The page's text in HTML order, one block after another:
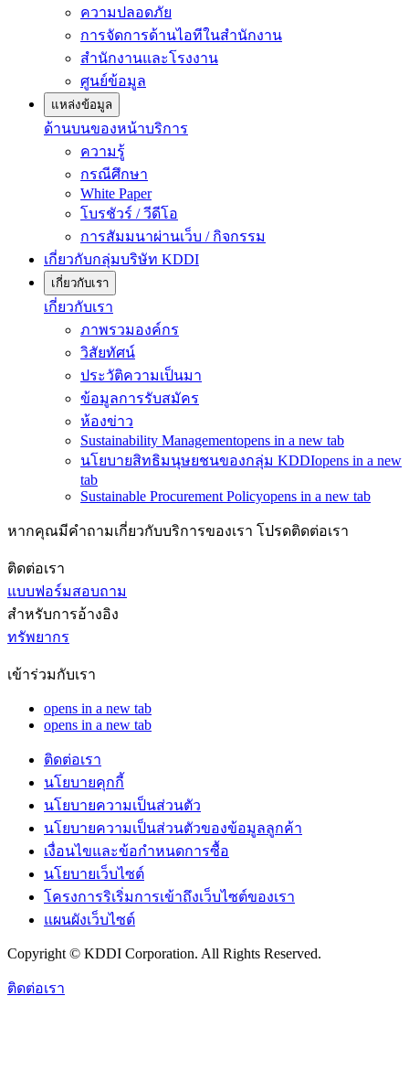
ความปลอดภัย
การจัดการด้านไอทีในสำนักงาน
สำนักงานและโรงงาน
ศูนย์ข้อมูล
แหล่งข้อมูล
ด้านบนของหน้าบริการ
ความรู้
กรณีศึกษา
White Paper
โบรชัวร์ / วีดีโอ
การสัมมนาผ่านเว็บ / กิจกรรม
เกี่ยวกับกลุ่มบริษัท KDDI
เกี่ยวกับเรา
เกี่ยวกับเรา
ภาพรวมองค์กร
วิสัยทัศน์
ประวัติความเป็นมา
ข้อมูลการรับสมัคร
ห้องข่าว
Sustainability Managementopens in a new tab
นโยบายสิทธิมนุษยชนของกลุ่ม KDDIopens in a new
tab
Sustainable Procurement Policyopens in a new tab
หากคุณมีคำถามเกี่ยวกับบริการของเรา โปรดติดต่อเรา
ติดต่อเรา
แบบฟอร์มสอบถาม
สำหรับการอ้างอิง
ทรัพยากร
เข้าร่วมกับเรา
opens in a new tab
opens in a new tab
ติดต่อเรา
นโยบายคุกกี้
นโยบายความเป็นส่วนตัว
นโยบายความเป็นส่วนตัวของข้อมูลลูกค้า
เงื่อนไขและข้อกำหนดการซื้อ
นโยบายเว็บไซต์
โครงการริเริ่มการเข้าถึงเว็บไซต์ของเรา
แผนผังเว็บไซต์
Copyright © KDDI Corporation. All Rights Reserved.
ติดต่อเรา